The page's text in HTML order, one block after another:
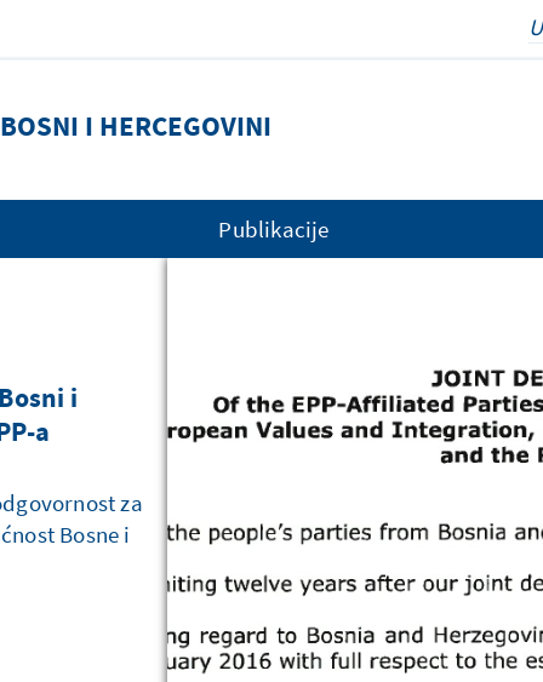
I HERCEGOVINI
Publikacije
i
a
za
Bosne i
(EPP)
2026.
uo
BiH